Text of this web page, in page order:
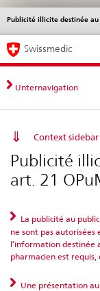
Navigation
directe:
actualités,
bases
contact
Actualités & Mises à
Publicité illicite destinée au
Service
Navigation
Swissmedic
Unternavigation
Context sidebar
Publicité
art. 21
La publicité au
ne sont pas autorisées
l’information destinée
pharmacien est requis,
Une présentation